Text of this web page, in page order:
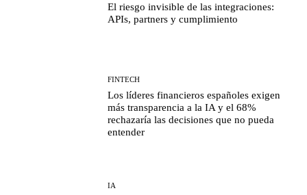
El riesgo invisible de las integraciones:
APIs, partners y cumplimiento
FINTECH
Los líderes financieros españoles exigen
más transparencia a la IA y el 68%
rechazaría las decisiones que no pueda
entender
IA